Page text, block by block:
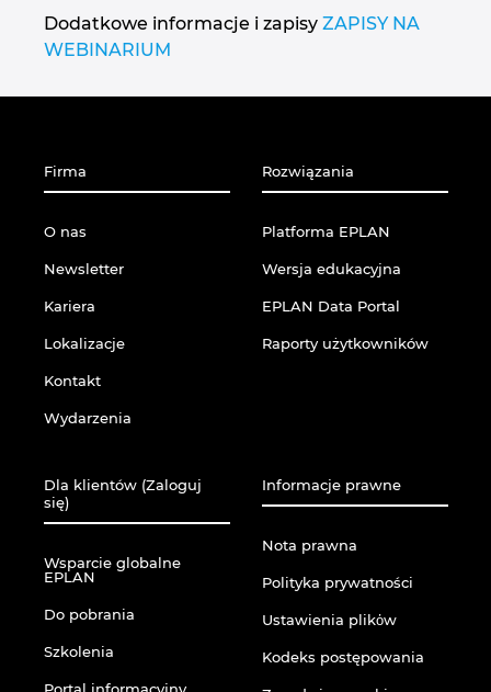
Dodatkowe informacje i zapisy ZAPISY NA
WEBINARIUM
Firma
O nas
Newsletter
Kariera
Lokalizacje
Kontakt
Wydarzenia
Rozwiązania
Platforma EPLAN
Wersja edukacyjna
EPLAN Data Portal
Raporty użytkowników
Dla klientów (Zaloguj
się)
Wsparcie globalne
EPLAN
Do pobrania
Szkolenia
Informacje prawne
Nota prawna
Polityka prywatności
Ustawienia plikὀw
Kodeks postępowania
Luksemburg
Niemcy
Nowa Zelandia
Polska
Republika Południowej Afryki
Rumunia